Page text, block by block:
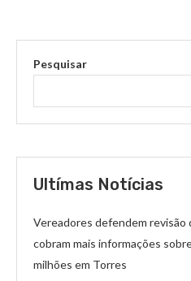
Pesquisar
Ultímas Notícias
Vereadores defendem revisão
cobram mais informações
milhões em Torres